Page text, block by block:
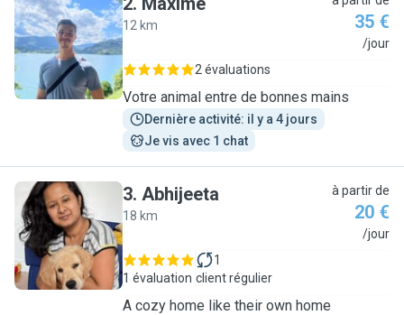
M
12 km 35 €
/jour
2 évaluations
Votre animal entre de bonnes mains
Dernière activité: il y a 4 jours
Je vis avec 1 chat
A
3. Abhijeeta
18 km
à partir de
20 €
/jour
1 évaluation
1
client régulier
A cozy home like their own home